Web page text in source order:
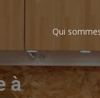
Qui
à